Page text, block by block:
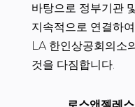
바탕으로 정부기관
지속적으로 연결하
LA 한인상공회의소
것을 다짐합니다.